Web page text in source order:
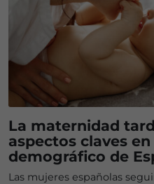
La maternidad
aspectos claves
demográfico de
Las mujeres españolas